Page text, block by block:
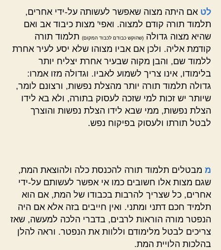
לט אם היתה מצוה שאפשר לעשותה על-ידי אחרים,
תלמוד תורה קודם למצוה. ואפי' מצות כיבוד אב ואם
שהיא מצוה גדולה (שהוקש כבודם לכבוד המקום) תלמוד תורה
קודמת אליה. ולכן אם אביו מצוהו שלא יסע לעיר אחרת
ללמוד שם, והבן מקוה שבעיר אחרת יצליח יותר
בלימודו, אינו צריך לשמוע לאביו. וגדולה מזו אמרו:
גדולה תלמוד תורה יותר מהצלת נפשות, ורצונם לומר,
שיותר יש זכות למי שזכה לעסוק בתורה, ולא בא לידו
הצלת נפשות, ממי שבא לידו הצלת נפשות והוצרך
לבטל תורתו ולעסוק בפיקוח נפש.
מ מבטלים תלמוד תורה להכנסת כלה ולהוצאת המת,
שגם מצות אלו חשובים כמו אי אפשר לעשותם על-ידי
אחרים, כל שצריך להרבות בכבודו של המת, אם הוא
תלמיד חכם דתני ומתני. ואין חייבים בזה אלא אם היה
הנפטר מורה הוראות לרבים, בדברי הלכה למעשה, שאז
צריכים לבטל מלימודם וללוות את הנפטר. וראה להלן
בהלכות הלויית המת.